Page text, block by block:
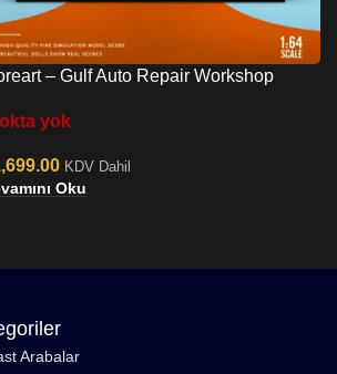
– Gulf Auto Repair Workshop
yok
KDV Dahil
Oku
Arabalar